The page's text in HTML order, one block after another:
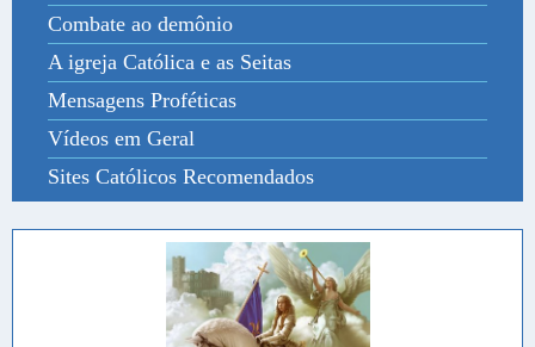
Combate ao demônio
A igreja Católica e as Seitas
Mensagens Proféticas
Vídeos em Geral
Sites Católicos Recomendados